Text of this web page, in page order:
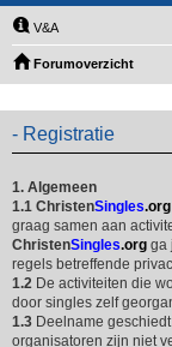
V&A
Forumoverzicht
- Registratie
1. Algemeen
1.1 ChristenSingles.org
graag samen aan
ChristenSingles.org ga
regels betreffende
1.2 De activiteiten die
door singles zelf
1.3 Deelname
organisatoren zijn niet